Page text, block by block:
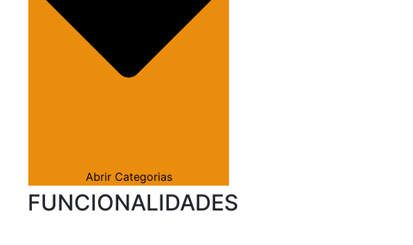
Abrir Categorias
FUNCIONALIDADES